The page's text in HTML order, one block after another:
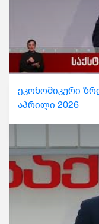
ეკონომიკური
აპრილი 2026